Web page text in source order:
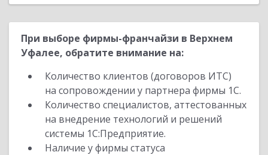
При выборе фирмы-франчайзи в Верхнем
Уфалее, обратите внимание на:
Количество клиентов (договоров ИТС)
на сопровождении у партнера фирмы 1С.
Количество специалистов, аттестованных
на внедрение технологий и решений
системы 1С:Предприятие.
Наличие у фирмы статуса